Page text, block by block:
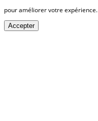
pour améliorer votre expérience.
Accepter